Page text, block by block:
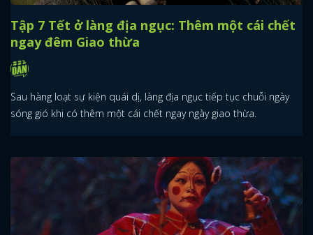
Tập 7 Tết ở làng địa ngục: Thêm một cái chết
ngay đêm Giao thừa
Sau hàng loạt sự kiện quái dị, làng địa ngục tiếp tục chuỗi ngày
sóng gió khi có thêm một cái chết ngay ngày giao thừa.